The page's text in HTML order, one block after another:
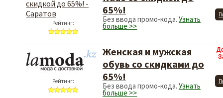
Рейтинг:
65%!
Без ввода промо-кода. Узнать
больше >>
Рейтинг:
Женская и мужская
обувь со скидками до
65%!
Без ввода промо-кода. Узнать
больше >>